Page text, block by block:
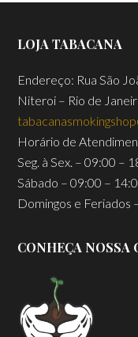
LOJA TABACANA
Endereço: Rua São
Niteroi – Rio de
Horário de
Seg. à Sex. – 09:00 –
Sábado – 09:00 –
Domingos e Feriados
CONHEÇA NOSSA